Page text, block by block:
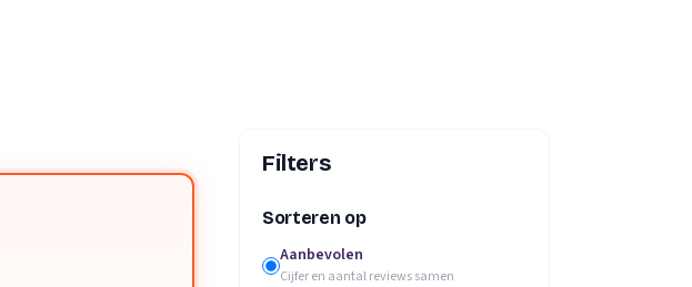
Filters
Sorteren op
Aanbevolen
Cijfer en aantal reviews samen